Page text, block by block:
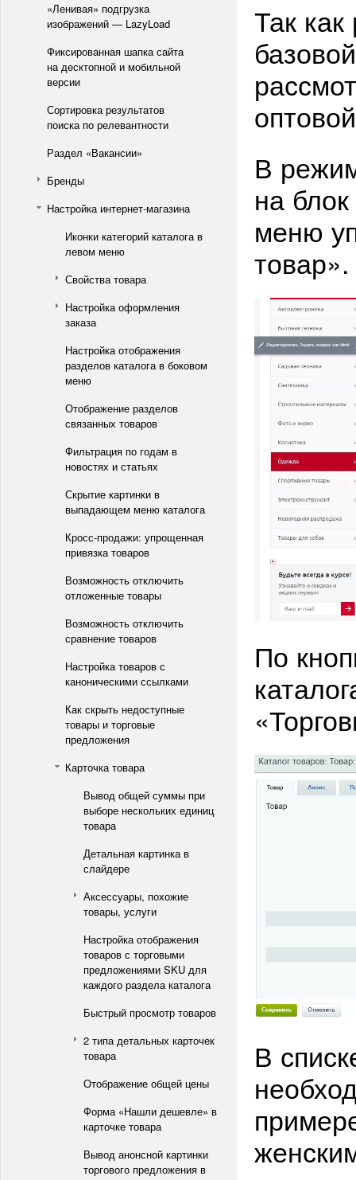
«Ленивая» подгрузка
изображений — LazyLoad
Фиксированная шапка сайта
на десктопной и мобильной
версии
Сортировка результатов
поиска по релевантности
Раздел «Вакансии»
Бренды
Настройка интернет-магазина
Иконки категорий каталога в
левом меню
Свойства товара
Настройка оформления
заказа
Настройка отображения
разделов каталога в боковом
меню
Отображение разделов
связанных товаров
Фильтрация по годам в
новостях и статьях
Скрытие картинки в
выпадающем меню каталога
Кросс-продажи: упрощенная
привязка товаров
Возможность отключить
отложенные товары
Возможность отключить
сравнение товаров
Настройка товаров с
каноническими ссылками
Как скрыть недоступные
товары и торговые
предложения
Карточка товара
Вывод общей суммы при
выборе нескольких единиц
товара
Детальная картинка в
слайдере
Аксессуары, похожие
товары, услуги
Настройка отображения
товаров с торговыми
предложениями SKU для
каждого раздела каталога
Быстрый просмотр товаров
2 типа детальных карточек
товара
Отображение общей цены
Форма «Нашли дешевле» в
карточке товара
Вывод анонсной картинки
торгового предложения в
Так
В
на
меню
товар».
По
В